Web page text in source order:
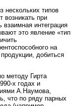
нескольких типов
возникать при
интеграция
это явление «тип
на
добиться
методу Гирта
х годах и
А.Наумова,
что по ряду парных